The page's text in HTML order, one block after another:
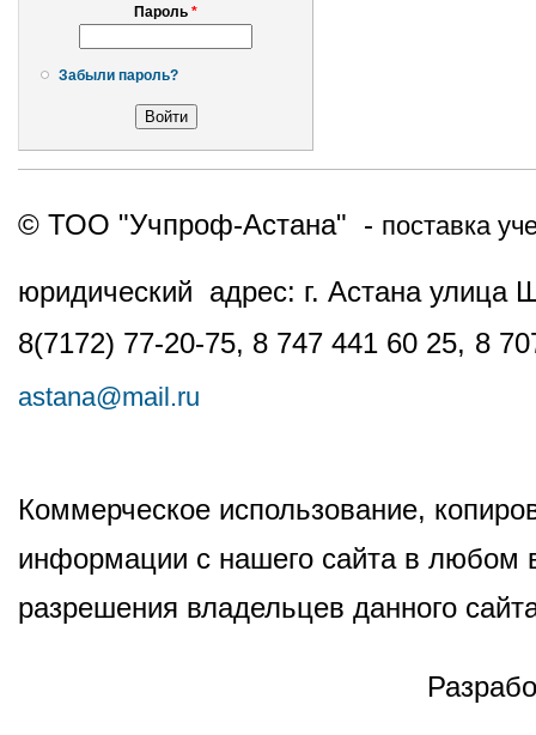
Пароль *
Забыли пароль?
© ТОО "Учпроф-Астана" - поставка
юридический адрес: г. Астана
8(7172) 77-20-75, 8 747 441 60 25, 8
astana@mail.ru
Коммерческое использование,
информации с нашего сайта в любом
разрешения владельцев данного